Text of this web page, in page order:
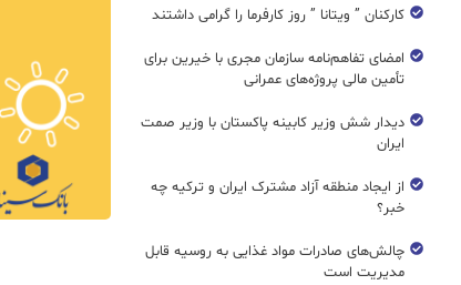
کارکنان ” ویتانا ” روز کارفرما را گرامی داشتند
امضای تفاهم‌نامه سازمان مجری با خیرین برای
تأمین مالی پروژه‌های عمرانی
دیدار شش وزیر کابینه پاکستان با وزير صمت
ایران
از ایجاد منطقه آزاد مشترک ایران و ترکیه چه
خبر؟
چالش‌های صادرات مواد غذایی به روسیه قابل
مدیریت است